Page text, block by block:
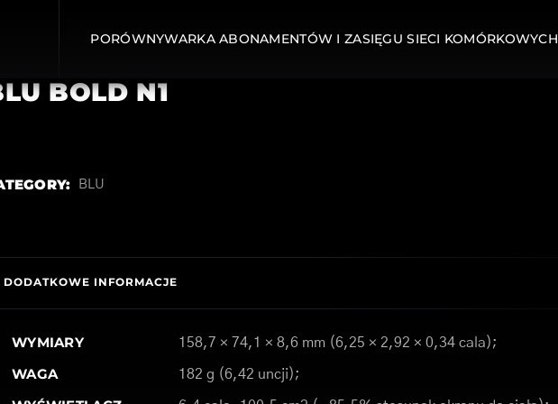
PORÓWNYWARKA ABONAMENTÓW I ZASIĘGU SIECI KOMÓRKOWYCH
BOLD N1
BLU
DODATKOWE INFORMACJE
WYMIARY 158,7 × 74,1 × 8,6 mm (6,25 × 2,92 × 0,34 cala);
WAGA 182 g (6,42 uncji);